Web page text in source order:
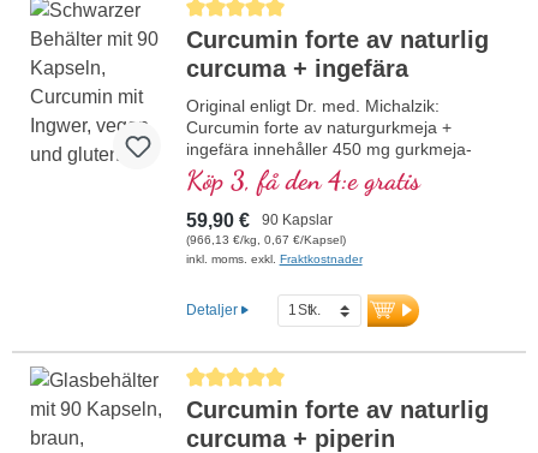
Genomsnittligt betyg på 5 av 5 stjärnor
Curcumin forte av naturlig
curcuma + ingefära
Original enligt Dr. med. Michalzik:
Curcumin forte av naturgurkmeja +
ingefära innehåller 450 mg gurkmeja-
naturextrakt och 100 mg ingefära-
naturextrakt per kapsel. Detta
högkvalitativa kosttillskott är fritt från
tillsatser och tillverkas i Tyskland.
Förseglingen är aluminiumfri.
av naturgurkmeja + ingefära
Köp 3, få den 4:e gratis
59,90 € 90 Kapslar
(966,13 €/kg, 0,67 €/Kapsel)
inkl. moms. exkl. Fraktkostnader
Detaljer
Genomsnittligt betyg på 5 av 5 stjärnor
Curcumin forte av naturlig
curcuma + piperin